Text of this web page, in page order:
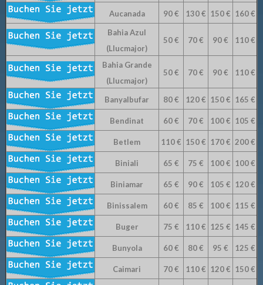
Aucanada 90 € 130 € 150 € 160 €
Bahia Azul
(Llucmajor)
50 € 70 € 90 € 110 €
Bahia Grande
(Llucmajor)
50 € 70 € 90 € 110 €
Banyalbufar 80 € 120 € 150 € 165 €
Bendinat 60 € 70 € 100 € 105 €
Betlem 110 € 150 € 170 € 200 €
Biniali 65 € 75 € 100 € 100 €
Biniamar 65 € 90 € 105 € 120 €
Binissalem 60 € 85 € 100 € 115 €
Buger 75 € 110 € 125 € 145 €
Bunyola 60 € 80 € 95 € 125 €
Caimari 70 € 110 € 120 € 150 €